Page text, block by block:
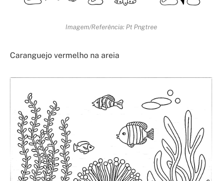
Imagem/Referência: Pt Pngtree
Caranguejo vermelho na areia